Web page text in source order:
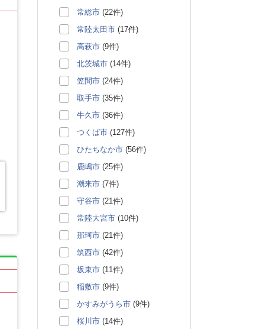
常総市 (22件)
常陸太田市 (17件)
高萩市 (9件)
北茨城市 (14件)
笠間市 (24件)
取手市 (35件)
牛久市 (36件)
つくば市 (127件)
ひたちなか市 (56件)
鹿嶋市 (25件)
潮来市 (7件)
守谷市 (21件)
常陸大宮市 (10件)
那珂市 (21件)
筑西市 (42件)
坂東市 (11件)
稲敷市 (9件)
かすみがうら市 (9件)
桜川市 (14件)